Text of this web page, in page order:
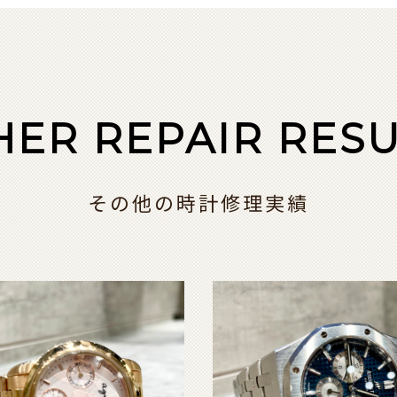
REPAIR
その他の時計修理実績